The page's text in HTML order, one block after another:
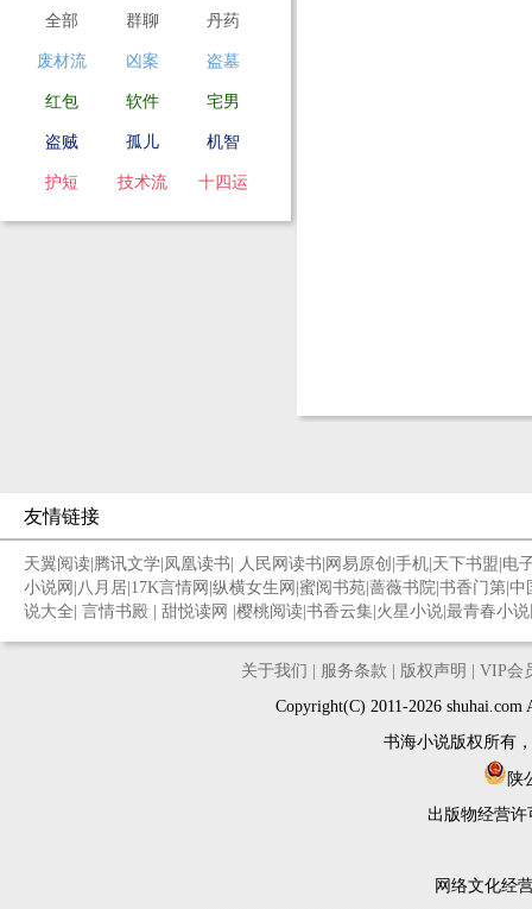
全部 群聊 丹药
废材流 凶案 盗墓
红包 软件 宅男
盗贼 孤儿 机智
护短 技术流 十四运
友情链接
天翼阅读 腾讯文学 凤凰读书 人民网读书 网易原创 手机 天下书盟 电
小说网 八月居 17K言情网 纵横女生网 蜜阅书苑 蔷薇书院 书香门第 中
说大全 言情书殿 甜悦读网 樱桃阅读 书香云集 火星小说 最青春小
关于我们 服务条款 版权声明
VIP会
Copyright(C) 2011-2026
书海小说版权所有
陕
出版物经营许
网络文化经